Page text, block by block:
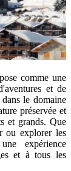
comme une
et de
le domaine
préservée et
et grands. Que
ou explorer les
expérience
et à tous les